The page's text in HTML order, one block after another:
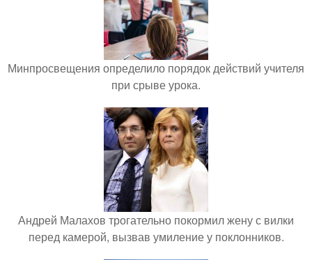
Минпросвещения определило порядок действий учителя
при срыве урока.
Андрей Малахов трогательно покормил жену с вилки
перед камерой, вызвав умиление у поклонников.